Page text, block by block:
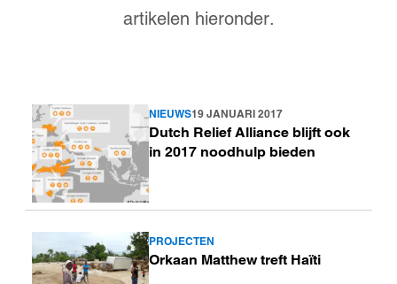
artikelen hieronder.
NIEUWS19 JANUARI 2017
Dutch Relief Alliance blijft ook
in 2017 noodhulp bieden
Lees
meer
PROJECTEN
Orkaan Matthew treft Haïti
Lees
meer